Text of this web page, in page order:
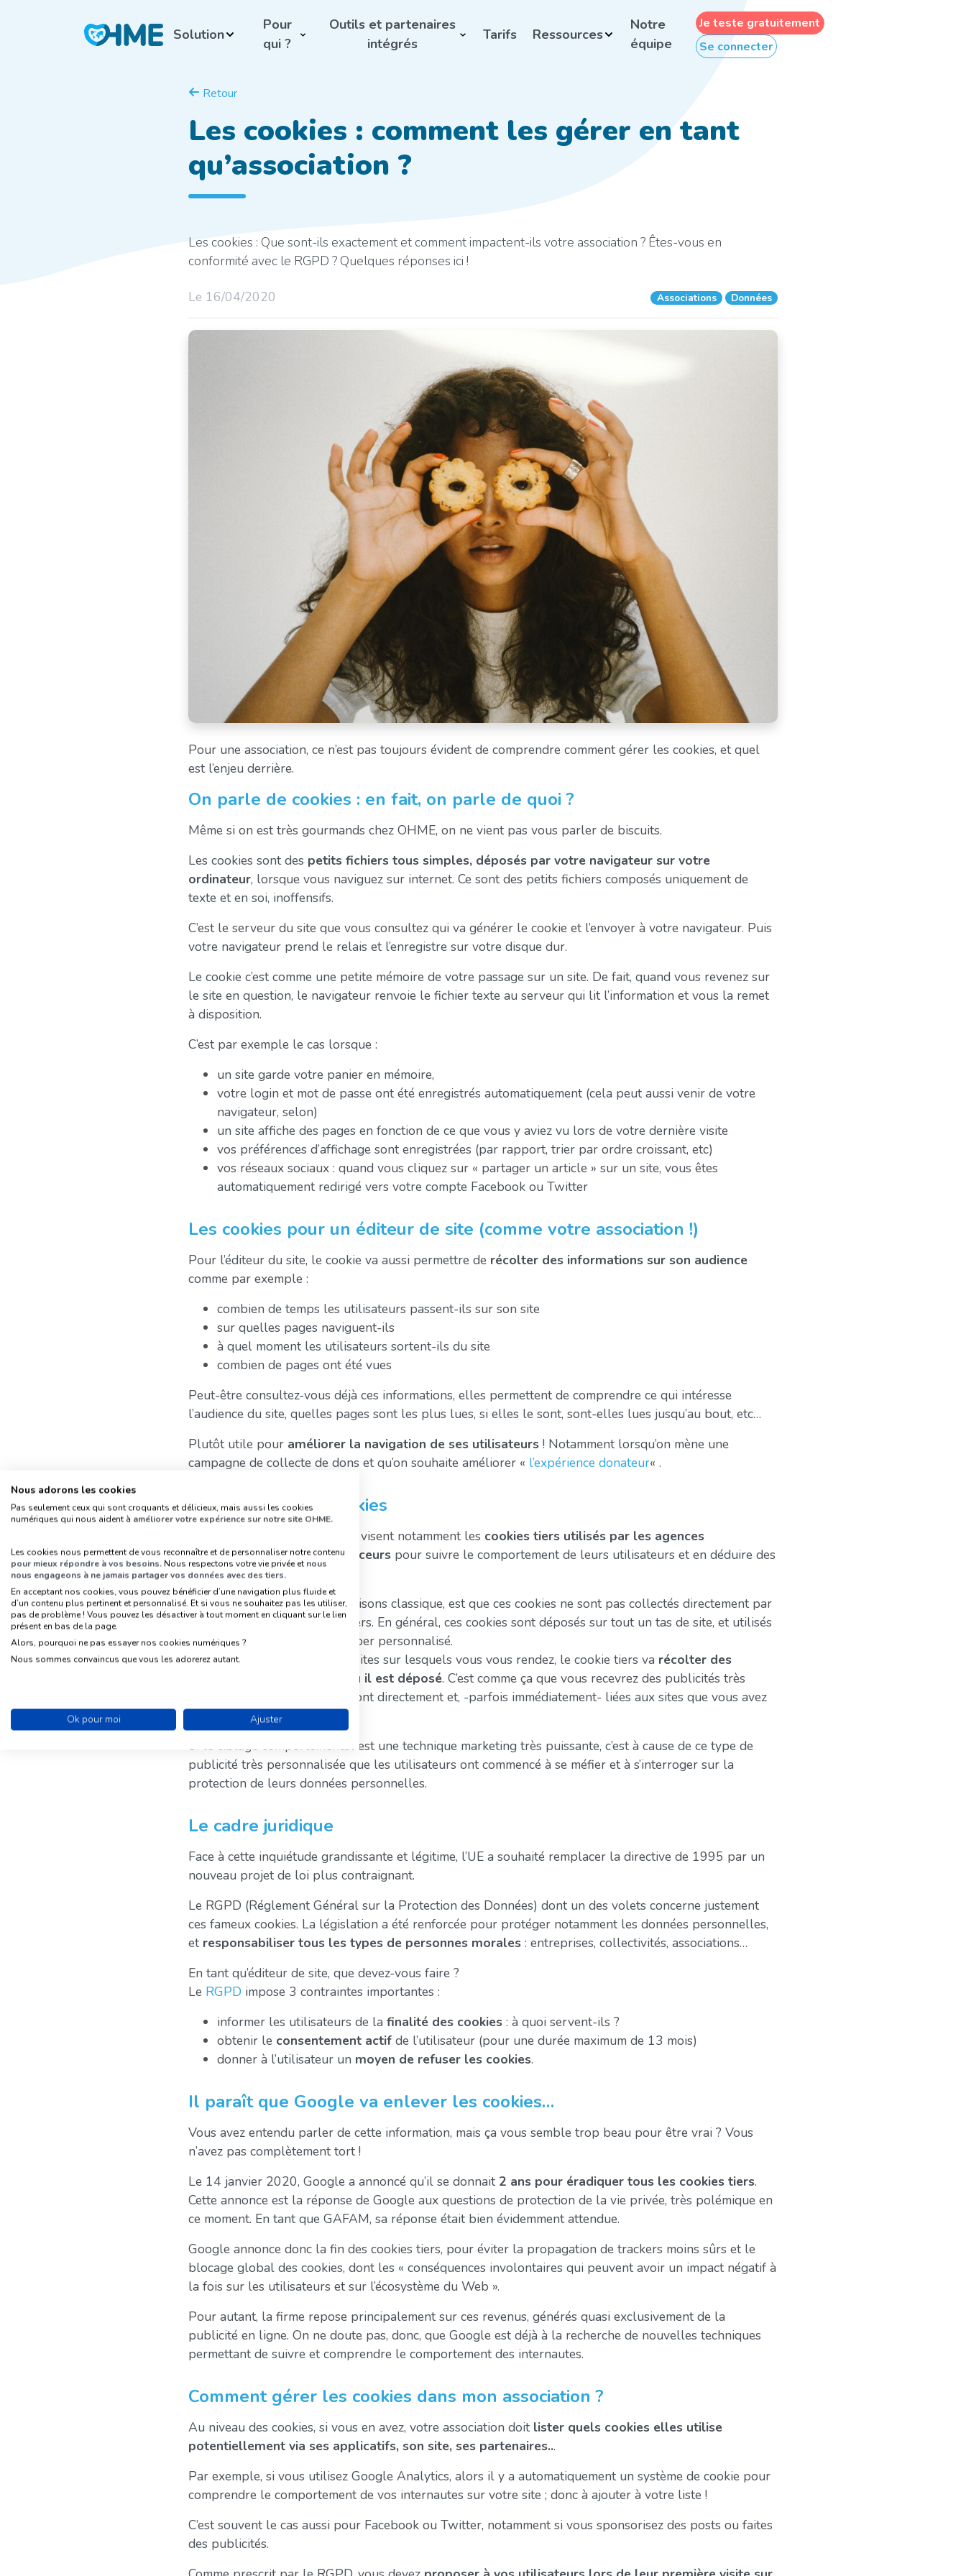
Solution
Pour
qui ?
Outils et partenaires
intégrés
Tarifs Ressources
Notre
équipe
Je teste gratuitement
Se connecter
Retour
Les cookies : comment les gérer en tant
qu’association ?
Les cookies : Que sont-ils exactement et comment impactent-ils votre association ? Êtes-vous en
conformité avec le RGPD ? Quelques réponses ici !
Le 16/04/2020 Associations Données
Pour une association, ce n’est pas toujours évident de comprendre comment gérer les cookies, et quel
est l’enjeu derrière.
On parle de cookies : en fait, on parle de quoi ?
Même si on est très gourmands chez OHME, on ne vient pas vous parler de biscuits.
Les cookies sont des petits fichiers tous simples, déposés par votre navigateur sur votre
ordinateur, lorsque vous naviguez sur internet. Ce sont des petits fichiers composés uniquement de
texte et en soi, inoffensifs.
C’est le serveur du site que vous consultez qui va générer le cookie et l’envoyer à votre navigateur. Puis
votre navigateur prend le relais et l’enregistre sur votre disque dur.
Le cookie c’est comme une petite mémoire de votre passage sur un site. De fait, quand vous revenez sur
le site en question, le navigateur renvoie le fichier texte au serveur qui lit l’information et vous la remet
à disposition.
C’est par exemple le cas lorsque :
un site garde votre panier en mémoire,
votre login et mot de passe ont été enregistrés automatiquement (cela peut aussi venir de votre
navigateur, selon)
un site affiche des pages en fonction de ce que vous y aviez vu lors de votre dernière visite
vos préférences d’affichage sont enregistrées (par rapport, trier par ordre croissant, etc)
vos réseaux sociaux : quand vous cliquez sur « partager un article » sur un site, vous êtes
automatiquement redirigé vers votre compte Facebook ou Twitter
Les cookies pour un éditeur de site (comme votre association !)
Pour l’éditeur du site, le cookie va aussi permettre de récolter des informations sur son audience
comme par exemple :
combien de temps les utilisateurs passent-ils sur son site
sur quelles pages naviguent-ils
à quel moment les utilisateurs sortent-ils du site
combien de pages ont été vues
Peut-être consultez-vous déjà ces informations, elles permettent de comprendre ce qui intéresse
l’audience du site, quelles pages sont les plus lues, si elles le sont, sont-elles lues jusqu’au bout, etc…
Plutôt utile pour améliorer la navigation de ses utilisateurs ! Notamment lorsqu’on mène une
campagne de collecte de dons et qu’on souhaite améliorer « l’expérience donateur« .
Le risque lié aux cookies
Les critiques liées aux cookies visent notamment les cookies tiers utilisés par les agences
publicitaires et/ou les annonceurs pour suivre le comportement de leurs utilisateurs et en déduire des
« profils utilisateurs ».
La différence avec un cookie disons classique, est que ces cookies ne sont pas collectés directement par
l’éditeur du site mais par un tiers. En général, ces cookies sont déposés sur tout un tas de site, et utilisés
pour du ciblage marketing hyper personnalisé.
Selon votre navigation et les sites sur lesquels vous vous rendez, le cookie tiers va récolter des
informations sur ces sites où il est déposé. C’est comme ça que vous recevrez des publicités très
ciblées, selon vos goûts, qui sont directement et, -parfois immédiatement- liées aux sites que vous avez
Si le ciblage comportemental est une technique marketing très puissante, c’est à cause de ce type de
publicité très personnalisée que les utilisateurs ont commencé à se méfier et à s’interroger sur la
protection de leurs données personnelles.
Le cadre juridique
Face à cette inquiétude grandissante et légitime, l’UE a souhaité remplacer la directive de 1995 par un
nouveau projet de loi plus contraignant.
Le RGPD (Réglement Général sur la Protection des Données) dont un des volets concerne justement
ces fameux cookies. La législation a été renforcée pour protéger notamment les données personnelles,
et responsabiliser tous les types de personnes morales : entreprises, collectivités, associations…
En tant qu’éditeur de site, que devez-vous faire ?
Le RGPD impose 3 contraintes importantes :
informer les utilisateurs de la finalité des cookies : à quoi servent-ils ?
obtenir le consentement actif de l’utilisateur (pour une durée maximum de 13 mois)
donner à l’utilisateur un moyen de refuser les cookies.
Il paraît que Google va enlever les cookies…
Vous avez entendu parler de cette information, mais ça vous semble trop beau pour être vrai ? Vous
n’avez pas complètement tort !
Le 14 janvier 2020, Google a annoncé qu’il se donnait2 ans pour éradiquer tous les cookies tiers.
Cette annonce est la réponse de Google aux questions de protection de la vie privée, très polémique en
ce moment. En tant que GAFAM, sa réponse était bien évidemment attendue.
Google annonce donc la fin des cookies tiers, pour éviter la propagation de trackers moins sûrs et le
blocage global des cookies, dont les « conséquences involontaires qui peuvent avoir un impact négatif à
la fois sur les utilisateurs et sur l’écosystème du Web ».
Pour autant, la firme repose principalement sur ces revenus, générés quasi exclusivement de la
publicité en ligne. On ne doute pas, donc, que Google est déjà à la recherche de nouvelles techniques
permettant de suivre et comprendre le comportement des internautes.
Comment gérer les cookies dans mon association ?
Au niveau des cookies, si vous en avez, votre association doitlister quels cookies elles utilise
potentiellement via ses applicatifs, son site, ses partenaires...
Par exemple, si vous utilisez Google Analytics, alors il y a automatiquement un système de cookie pour
comprendre le comportement de vos internautes sur votre site ; donc à ajouter à votre liste !
C’est souvent le cas aussi pour Facebook ou Twitter, notamment si vous sponsorisez des posts ou faites
des publicités.
Nous adorons les cookies
Pas seulement ceux qui sont croquants et délicieux, mais aussi les cookies
numériques qui nous aident à améliorer votre expérience sur notre site OHME.
Les cookies nous permettent de vous reconnaître et de personnaliser notre contenu
pour mieux répondre à vos besoins. Nous respectons votre vie privée et nous
nous engageons à ne jamais partager vos données avec des tiers.
En acceptant nos cookies, vous pouvez bénéficier d’une navigation plus fluide et
d’un contenu plus pertinent et personnalisé. Et si vous ne souhaitez pas les utiliser,
pas de problème ! Vous pouvez les désactiver à tout moment en cliquant sur le lien
présent en bas de la page.
Alors, pourquoi ne pas essayer nos cookies numériques ?
Nous sommes convaincus que vous les adorerez autant.
Ok pour moi Ajuster